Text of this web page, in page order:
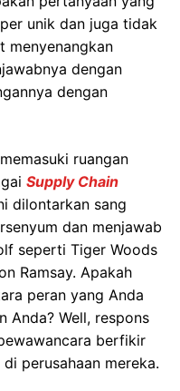
unik dan juga tidak
menyenangkan
dengan
dengan
ruangan
Supply Chain
dilontarkan sang
dan menjawab
seperti Tiger Woods
Ramsay. Apakah
peran yang Anda
Anda? Well, respons
berfikir
perusahaan mereka.